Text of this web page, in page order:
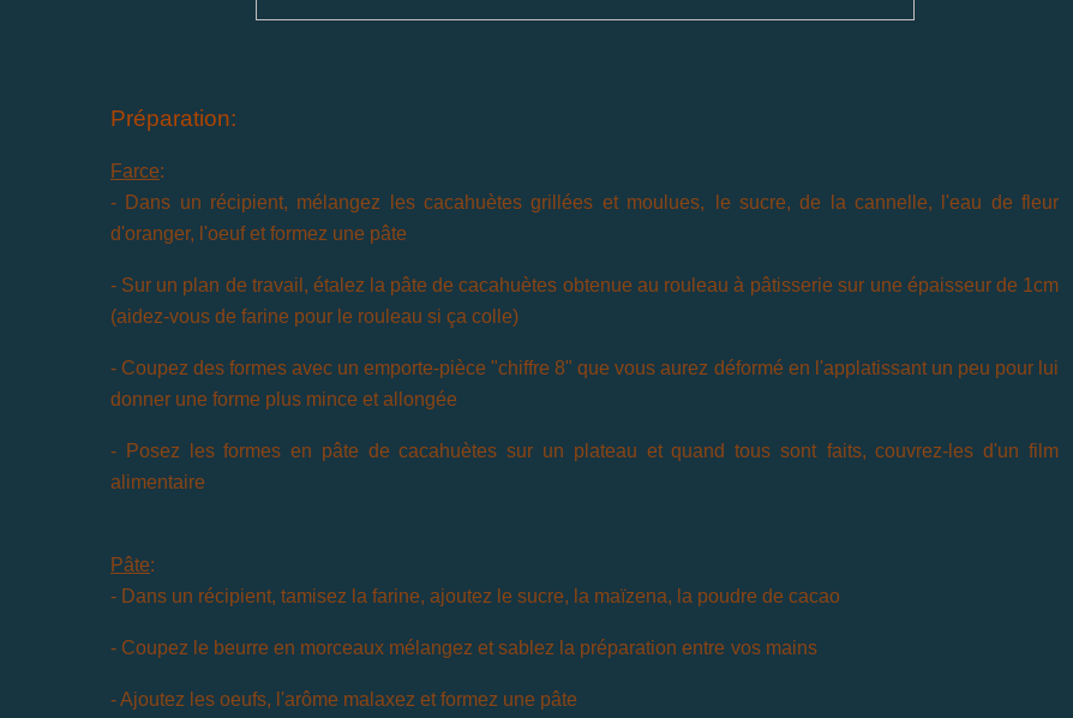
Préparation:
Farce:
- Dans un récipient, mélangez les cacahuètes grillées et moulues,
le sucre, de la cannelle, l'eau de fleur
d'oranger, l'oeuf et formez une pâte
- Sur un plan de travail, étalez la pâte de cacahuètes obtenue au rouleau à pâtisserie sur une épaisseur de 1cm
(aidez-vous de farine pour le rouleau si ça colle)
- Coupez des formes avec un emporte-pièce "chiffre 8" que vous aurez déformé en l'applatissant un peu pour lui
donner une forme plus mince et allongée
- Posez les formes en pâte de cacahuètes sur un plateau et quand tous sont faits, couvrez-les d'un film
alimentaire
Pâte:
- Dans un récipient, tamisez la farine, ajoutez le sucre, la maïzena, la poudre de cacao
- Coupez le beurre en morceaux mélangez et sablez la préparation entre vos mains
- Ajoutez les oeufs, l'arôme malaxez et formez une pâte